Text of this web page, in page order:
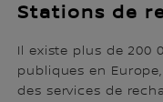
Stations de
Il existe plus de 200
publiques en
des services de